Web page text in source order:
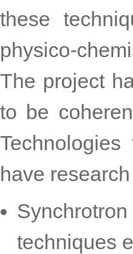
these
physico-
The project
to be
have
techniques